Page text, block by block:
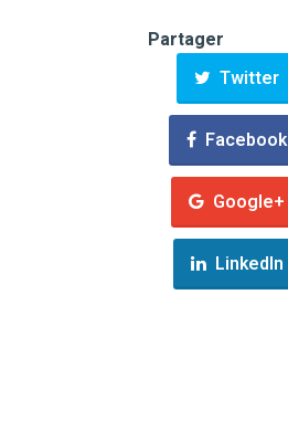
Partager
Twitter
Facebook
Google+
LinkedIn